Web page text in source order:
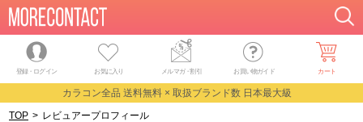
登録・ログイン お気に入り メルマガ・割引 お買い物ガイド カート
カラコン全品 送料無料 × 取扱ブランド数 日本最大級
TOP > レビュアープロフィール